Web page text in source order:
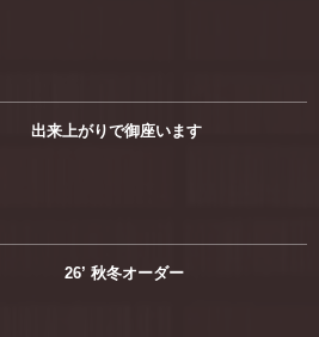
出来上がりで御座います
26’ 秋冬オーダー